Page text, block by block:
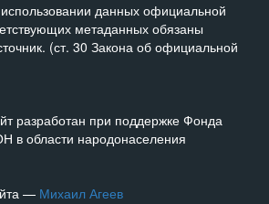
данных официальной
метаданных обязаны
(ст. 30 Закона об официальной
разработан при поддержке Фонда
в области народонаселения
— Михаил Агеев